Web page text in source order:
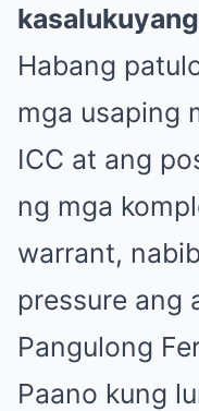
Habang
mga usaping
ICC at ang
ng mga
warrant,
pressure ang
Pangulong
Paano kung